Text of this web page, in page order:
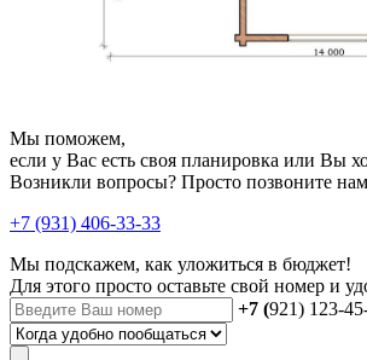
Мы поможем,
если у Вас есть своя планировка или Вы
Возникли вопросы? Просто позвоните
+7 (931) 406-33-33
Мы подскажем, как уложиться в бюджет!
Для этого просто оставьте свой номер и
+7 (921) 123-